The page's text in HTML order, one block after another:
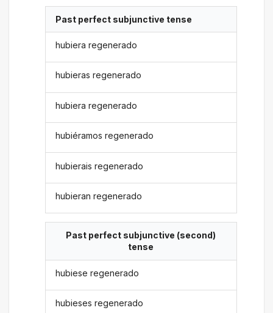
Past perfect subjunctive tense
hubiera regenerado
hubieras regenerado
hubiera regenerado
hubiéramos regenerado
hubierais regenerado
hubieran regenerado
Past perfect subjunctive (second)
tense
hubiese regenerado
hubieses regenerado